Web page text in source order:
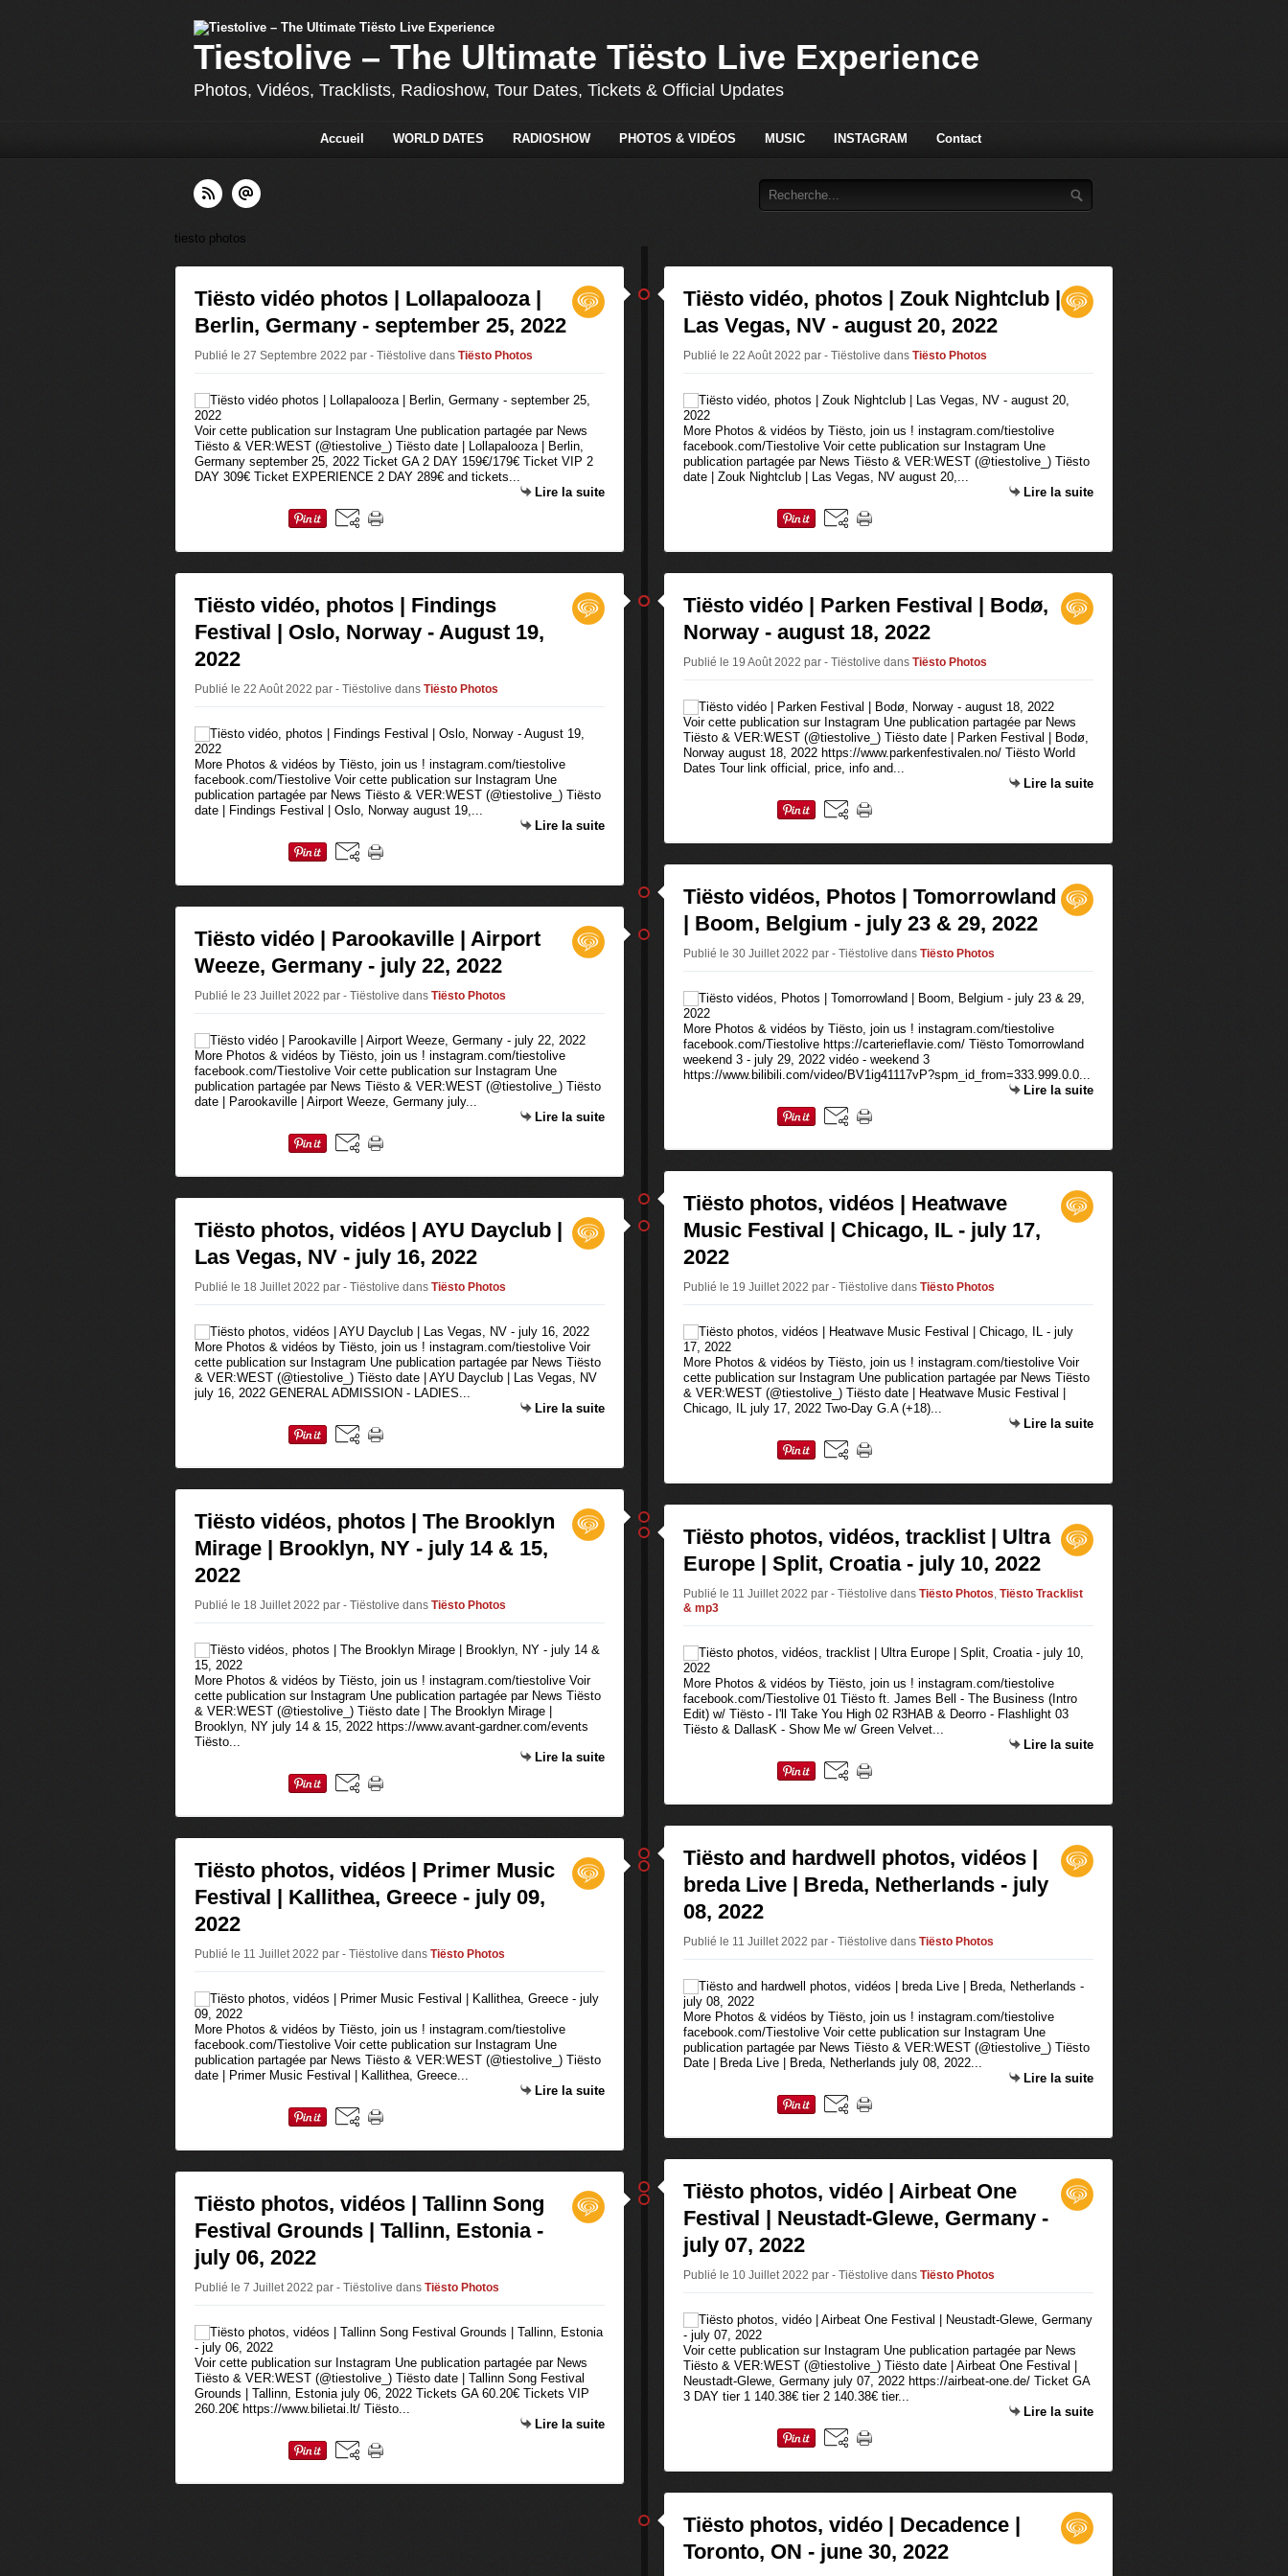
Tiestolive – The Ultimate Tiësto Live Experience
Photos, Vidéos, Tracklists, Radioshow, Tour Dates, Tickets & Official Updates
Accueil WORLD DATES RADIOSHOW PHOTOS & VIDÉOS MUSIC INSTAGRAM Contact
tiesto photos
Tiësto vidéo photos | Lollapalooza |
Berlin, Germany - september 25, 2022
Publié le 27 Septembre 2022 par - Tiëstolive dans Tiësto Photos
Voir cette publication sur Instagram Une publication partagée par News
Tiësto & VER:WEST (@tiestolive_) Tiësto date | Lollapalooza | Berlin,
Germany september 25, 2022 Ticket GA 2 DAY 159€/179€ Ticket VIP 2
DAY 309€ Ticket EXPERIENCE 2 DAY 289€ and tickets...
Lire la suite
Tiësto vidéo, photos | Findings
Festival | Oslo, Norway - August 19,
2022
Publié le 22 Août 2022 par - Tiëstolive dans Tiësto Photos
More Photos & vidéos by Tiësto, join us ! instagram.com/tiestolive
facebook.com/Tiestolive Voir cette publication sur Instagram Une
publication partagée par News Tiësto & VER:WEST (@tiestolive_) Tiësto
date | Findings Festival | Oslo, Norway august 19,...
Lire la suite
Tiësto vidéo | Parookaville | Airport
Weeze, Germany - july 22, 2022
Publié le 23 Juillet 2022 par - Tiëstolive dans Tiësto Photos
More Photos & vidéos by Tiësto, join us ! instagram.com/tiestolive
facebook.com/Tiestolive Voir cette publication sur Instagram Une
publication partagée par News Tiësto & VER:WEST (@tiestolive_) Tiësto
date | Parookaville | Airport Weeze, Germany july...
Lire la suite
Tiësto photos, vidéos | AYU Dayclub |
Las Vegas, NV - july 16, 2022
Publié le 18 Juillet 2022 par - Tiëstolive dans Tiësto Photos
More Photos & vidéos by Tiësto, join us ! instagram.com/tiestolive Voir
cette publication sur Instagram Une publication partagée par News Tiësto
& VER:WEST (@tiestolive_) Tiësto date | AYU Dayclub | Las Vegas, NV
july 16, 2022 GENERAL ADMISSION - LADIES...
Lire la suite
Tiësto vidéos, photos | The Brooklyn
Mirage | Brooklyn, NY - july 14 & 15,
2022
Publié le 18 Juillet 2022 par - Tiëstolive dans Tiësto Photos
More Photos & vidéos by Tiësto, join us ! instagram.com/tiestolive Voir
cette publication sur Instagram Une publication partagée par News Tiësto
& VER:WEST (@tiestolive_) Tiësto date | The Brooklyn Mirage |
Brooklyn, NY july 14 & 15, 2022 https://www.avant-gardner.com/events
Tiësto...
Lire la suite
Tiësto photos, vidéos | Primer Music
Festival | Kallithea, Greece - july 09,
2022
Publié le 11 Juillet 2022 par - Tiëstolive dans Tiësto Photos
More Photos & vidéos by Tiësto, join us ! instagram.com/tiestolive
facebook.com/Tiestolive Voir cette publication sur Instagram Une
publication partagée par News Tiësto & VER:WEST (@tiestolive_) Tiësto
date | Primer Music Festival | Kallithea, Greece...
Lire la suite
Tiësto photos, vidéos | Tallinn Song
Festival Grounds | Tallinn, Estonia -
july 06, 2022
Publié le 7 Juillet 2022 par - Tiëstolive dans Tiësto Photos
Voir cette publication sur Instagram Une publication partagée par News
Tiësto & VER:WEST (@tiestolive_) Tiësto date | Tallinn Song Festival
Grounds | Tallinn, Estonia july 06, 2022 Tickets GA 60.20€ Tickets VIP
260.20€ https://www.bilietai.lt/ Tiësto...
Lire la suite
Tiësto vidéo, photos | Zouk Nightclub |
Las Vegas, NV - august 20, 2022
Publié le 22 Août 2022 par - Tiëstolive dans Tiësto Photos
More Photos & vidéos by Tiësto, join us ! instagram.com/tiestolive
facebook.com/Tiestolive Voir cette publication sur Instagram Une
publication partagée par News Tiësto & VER:WEST (@tiestolive_) Tiësto
date | Zouk Nightclub | Las Vegas, NV august 20,...
Lire la suite
Tiësto vidéo | Parken Festival | Bodø,
Norway - august 18, 2022
Publié le 19 Août 2022 par - Tiëstolive dans Tiësto Photos
Voir cette publication sur Instagram Une publication partagée par News
Tiësto & VER:WEST (@tiestolive_) Tiësto date | Parken Festival | Bodø,
Norway august 18, 2022 https://www.parkenfestivalen.no/ Tiësto World
Dates Tour link official, price, info and...
Lire la suite
Tiësto vidéos, Photos | Tomorrowland
| Boom, Belgium - july 23 & 29, 2022
Publié le 30 Juillet 2022 par - Tiëstolive dans Tiësto Photos
More Photos & vidéos by Tiësto, join us ! instagram.com/tiestolive
facebook.com/Tiestolive https://carterieflavie.com/ Tiësto Tomorrowland
weekend 3 - july 29, 2022 vidéo - weekend 3
https://www.bilibili.com/video/BV1ig41117vP?spm_id_from=333.999.0.0...
Lire la suite
Tiësto photos, vidéos | Heatwave
Music Festival | Chicago, IL - july 17,
2022
Publié le 19 Juillet 2022 par - Tiëstolive dans Tiësto Photos
More Photos & vidéos by Tiësto, join us ! instagram.com/tiestolive Voir
cette publication sur Instagram Une publication partagée par News Tiësto
& VER:WEST (@tiestolive_) Tiësto date | Heatwave Music Festival |
Chicago, IL july 17, 2022 Two-Day G.A (+18)...
Lire la suite
Tiësto photos, vidéos, tracklist | Ultra
Europe | Split, Croatia - july 10, 2022
Publié le 11 Juillet 2022 par - Tiëstolive dans Tiësto Photos Tiësto Tracklist
& mp3
More Photos & vidéos by Tiësto, join us ! instagram.com/tiestolive
facebook.com/Tiestolive 01 Tiësto ft. James Bell - The Business (Intro
Edit) w/ Tiësto - I'll Take You High 02 R3HAB & Deorro - Flashlight 03
Tiësto & DallasK - Show Me w/ Green Velvet...
Lire la suite
Tiësto and hardwell photos, vidéos |
breda Live | Breda, Netherlands - july
08, 2022
Publié le 11 Juillet 2022 par - Tiëstolive dans Tiësto Photos
More Photos & vidéos by Tiësto, join us ! instagram.com/tiestolive
facebook.com/Tiestolive Voir cette publication sur Instagram Une
publication partagée par News Tiësto & VER:WEST (@tiestolive_) Tiësto
Date | Breda Live | Breda, Netherlands july 08, 2022...
Lire la suite
Tiësto photos, vidéo | Airbeat One
Festival | Neustadt-Glewe, Germany -
july 07, 2022
Publié le 10 Juillet 2022 par - Tiëstolive dans Tiësto Photos
Voir cette publication sur Instagram Une publication partagée par News
Tiësto & VER:WEST (@tiestolive_) Tiësto date | Airbeat One Festival |
Neustadt-Glewe, Germany july 07, 2022 https://airbeat-one.de/ Ticket GA
3 DAY tier 1 140.38€ tier 2 140.38€ tier...
Lire la suite
Tiësto photos, vidéo | Decadence |
Toronto, ON - june 30, 2022